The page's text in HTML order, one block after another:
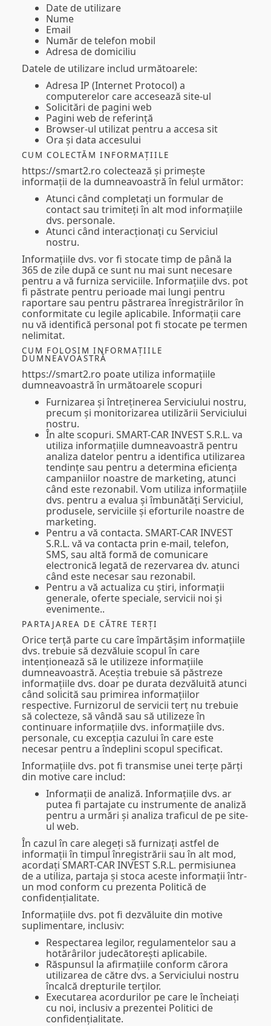
Date de utilizare
Nume
Email
Număr de telefon mobil
Adresa de domiciliu
Datele de utilizare includ următoarele:
Adresa IP (Internet Protocol) a
computerelor care accesează site-ul
Solicitări de pagini web
Pagini web de referință
Browser-ul utilizat pentru a accesa sit
Ora și data accesului
CUM COLECTĂM INFORMAȚIILE
https://smart2.ro colectează și primește
informații de la dumneavoastră în felul următor:
Atunci când completați un formular de
contact sau trimiteți în alt mod informațiile
dvs. personale.
Atunci când interacționați cu Serviciul
nostru.
Informațiile dvs. vor fi stocate timp de până la
365 de zile după ce sunt nu mai sunt necesare
pentru a vă furniza serviciile. Informațiile dvs. pot
fi păstrate pentru perioade mai lungi pentru
raportare sau pentru păstrarea înregistrărilor în
conformitate cu legile aplicabile. Informații care
nu vă identifică personal pot fi stocate pe termen
nelimitat.
CUM FOLOSIM INFORMAȚIILE
DUMNEAVOASTRĂ
https://smart2.ro poate utiliza informațiile
dumneavoastră în următoarele scopuri
Furnizarea și întreținerea Serviciului nostru,
precum și monitorizarea utilizării Serviciului
nostru.
În alte scopuri. SMART-CAR INVEST S.R.L. va
utiliza informațiile dumneavoastră pentru
analiza datelor pentru a identifica utilizarea
tendințe sau pentru a determina eficiența
campaniilor noastre de marketing, atunci
când este rezonabil. Vom utiliza informațiile
dvs. pentru a evalua și îmbunătăți Serviciul,
produsele, serviciile și eforturile noastre de
marketing.
Pentru a vă contacta. SMART-CAR INVEST
S.R.L. vă va contacta prin e-mail, telefon,
SMS, sau altă formă de comunicare
electronică legată de rezervarea dv. atunci
când este necesar sau rezonabil.
Pentru a vă actualiza cu știri, informații
generale, oferte speciale, servicii noi și
evenimente..
PARTAJAREA DE CĂTRE TERȚI
Orice terță parte cu care împărtășim informațiile
dvs. trebuie să dezvăluie scopul în care
intenționează să le utilizeze informațiile
dumneavoastră. Aceștia trebuie să păstreze
informațiile dvs. doar pe durata dezvăluită atunci
când solicită sau primirea informațiilor
respective. Furnizorul de servicii terț nu trebuie
să colecteze, să vândă sau să utilizeze în
continuare informațiile dvs. informațiile dvs.
personale, cu excepția cazului în care este
necesar pentru a îndeplini scopul specificat.
Informațiile dvs. pot fi transmise unei terțe părți
din motive care includ:
Informații de analiză. Informațiile dvs. ar
putea fi partajate cu instrumente de analiză
pentru a urmări și analiza traficul de pe site-
ul web.
În cazul în care alegeți să furnizați astfel de
informații în timpul înregistrării sau în alt mod,
acordați SMART-CAR INVEST S.R.L. permisiunea
de a utiliza, partaja și stoca aceste informații într-
un mod conform cu prezenta Politică de
confidențialitate.
Informațiile dvs. pot fi dezvăluite din motive
suplimentare, inclusiv:
Respectarea legilor, regulamentelor sau a
hotărârilor judecătorești aplicabile.
Răspunsul la afirmațiile conform cărora
utilizarea de către dvs. a Serviciului nostru
încalcă drepturile terților.
Executarea acordurilor pe care le încheiați
cu noi, inclusiv a prezentei Politici de
confidențialitate.